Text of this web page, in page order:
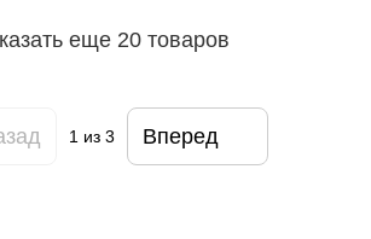
еще 20 товаров
1из 3 Вперед